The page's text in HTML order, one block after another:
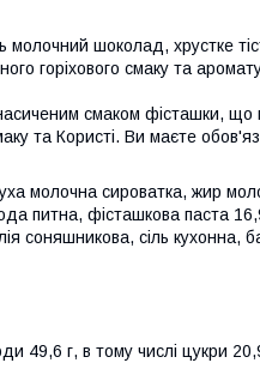
шоколад, хрустке
горіхового смаку та
смаком фісташки, що
та Користі. Ви маєте
молочна сироватка, жир
питна, фісташкова паста
соняшникова, сіль кухонна,
49,6 г, в тому числі цукри